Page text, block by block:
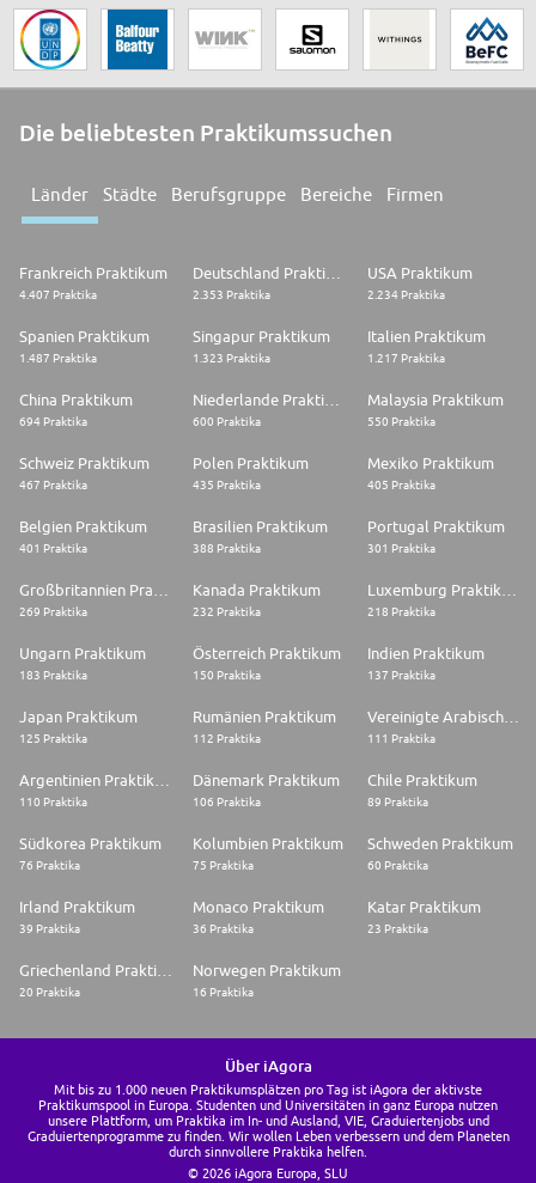
Die beliebtesten Praktikumssuchen
Länder Städte Berufsgruppe Bereiche Firmen
Frankreich Praktikum
4.407 Praktika 2.353 Praktika
USA Praktikum
2.234 Praktika
Spanien Praktikum
1.487 Praktika
Singapur Praktikum
1.323 Praktika
Italien Praktikum
1.217 Praktika
China Praktikum
694 Praktika 600 Praktika
Malaysia Praktikum
550 Praktika
Schweiz Praktikum
467 Praktika
Polen Praktikum
435 Praktika
Mexiko Praktikum
405 Praktika
Belgien Praktikum
401 Praktika
Brasilien Praktikum
388 Praktika
Portugal Praktikum
301 Praktika
269 Praktika
Kanada Praktikum
232 Praktika 218 Praktika
Ungarn Praktikum
183 Praktika
Österreich Praktikum
150 Praktika
Indien Praktikum
137 Praktika
Japan Praktikum
125 Praktika
Rumänien Praktikum
112 Praktika
Vereinigte Arabische Emirate Praktikum
111 Praktika
110 Praktika
Dänemark Praktikum
106 Praktika
Chile Praktikum
89 Praktika
Südkorea Praktikum
76 Praktika
Kolumbien Praktikum
75 Praktika
Schweden Praktikum
60 Praktika
Irland Praktikum
39 Praktika
Monaco Praktikum
36 Praktika
Katar Praktikum
23 Praktika
20 Praktika
Norwegen Praktikum
16 Praktika
Über iAgora
Mit bis zu 1.000 neuen Praktikumsplätzen pro Tag ist iAgora der aktivste
Praktikumspool in Europa. Studenten und Universitäten in ganz Europa nutzen
unsere Plattform, um Praktika im In- und Ausland, VIE, Graduiertenjobs und
Graduiertenprogramme zu finden. Wir wollen Leben verbessern und dem Planeten
durch sinnvollere Praktika helfen.
© 2026 iAgora Europa, SLU